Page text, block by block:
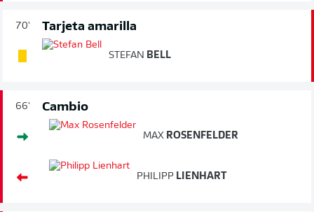
70' Tarjeta amarilla
STEFAN BELL
66' Cambio
MAX ROSENFELDER
PHILIPP LIENHART